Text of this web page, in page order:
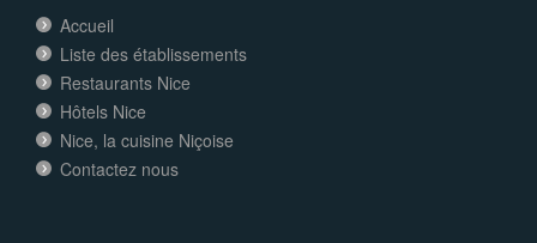
Accueil
Liste des établissements
Restaurants Nice
Hôtels Nice
Nice, la cuisine Niçoise
Contactez nous